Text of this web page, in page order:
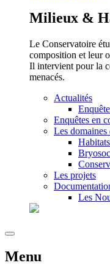
Milieux &
Le Conservatoire
composition et leur
Il intervient pour la
menacés.
Actualités
Enquêtes en
Les domaines
Les projets
Les
Menu